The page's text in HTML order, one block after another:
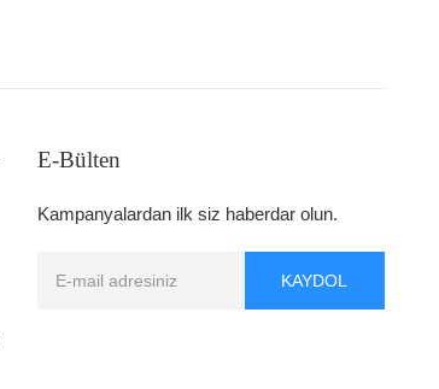
E-Bülten
Kampanyalardan ilk siz haberdar olun.
KAYDOL